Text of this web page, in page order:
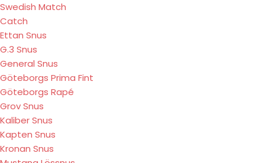
Swedish Match
Catch
Ettan Snus
G.3 Snus
General Snus
Göteborgs Prima Fint
Göteborgs Rapé
Grov Snus
Kaliber Snus
Kapten Snus
Kronan Snus